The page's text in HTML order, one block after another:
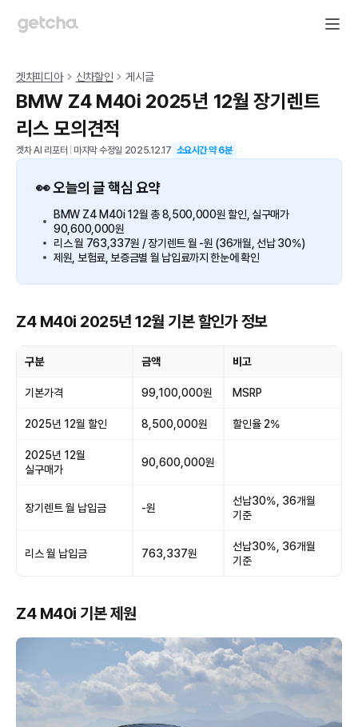
겟차피디아 신차할인 게시글
BMW Z4 M40i 2025년 12월 장기렌트
리스 모의견적
겟차 AI 리포터 마지막 수정일 2025.12.17 소요시간 약6분
👀 오늘의 글 핵심 요약
BMW Z4 M40i 12월 총 8,500,000원 할인, 실구매가
90,600,000원
리스 월 763,337원 / 장기렌트 월 -원 (36개월, 선납 30%)
제원, 보험료, 보증금별 월 납입료까지 한눈에 확인
Z4 M40i 2025년 12월 기본 할인가 정보
구분 금액 비고
기본가격 99,100,000원 MSRP
2025년 12월 할인 8,500,000원 할인율 2%
2025년 12월
실구매가
90,600,000원
장기렌트 월 납입금 -원
선납30%, 36개월
기준
리스 월 납입금 763,337원
선납30%, 36개월
기준
Z4 M40i 기본 제원